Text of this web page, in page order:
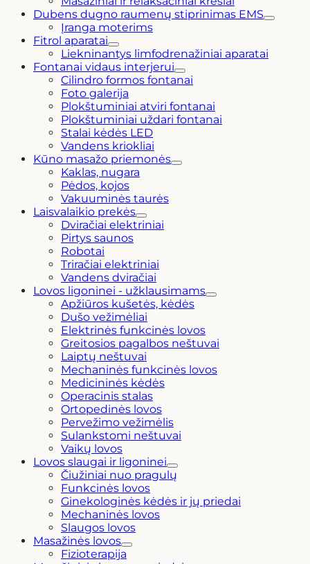
Dubens dugno raumenų stiprinimas EMS
Įranga moterims
Fitrol aparatai
Liekninantys limfodrenažiniai aparatai
Fontanai vidaus interjerui
Cilindro formos fontanai
Foto galerija
Plokštuminiai atviri fontanai
Plokštuminiai uždari fontanai
Stalai kėdės LED
Vandens kriokliai
Kūno masažo priemonės
Kaklas, nugara
Pėdos, kojos
Vakuuminės taurės
Laisvalaikio prekės
Dviračiai elektriniai
Pirtys saunos
Robotai
Triračiai elektriniai
Vandens dviračiai
Lovos ligoninei - užklausimams
Apžiūros kušetės, kėdės
Dušo vežimėliai
Elektrinės funkcinės lovos
Greitosios pagalbos neštuvai
Laiptų neštuvai
Mechaninės funkcinės lovos
Medicininės kėdės
Operacinis stalas
Ortopedinės lovos
Pervežimo vežimėlis
Sulankstomi neštuvai
Vaikų lovos
Lovos slaugai ir ligoninei
Čiužiniai nuo pragulų
Funkcinės lovos
Ginekologinės kėdės ir jų priedai
Mechaninės lovos
Slaugos lovos
Masažinės lovos
Fizioterapija